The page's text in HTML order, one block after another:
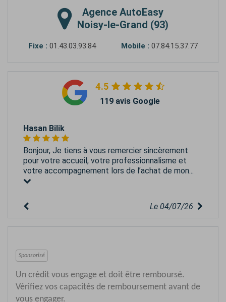
Agence AutoEasy
Noisy-le-Grand (93)
Fixe : 01.43.03.93.84 Mobile : 07.84.15.37.77
4.5
119 avis Google
Hasan Bilik
Bonjour, Je tiens à vous remercier sincèrement
pour votre accueil, votre professionnalisme et
votre accompagnement lors de l’achat de mon...
Le 04/07/26